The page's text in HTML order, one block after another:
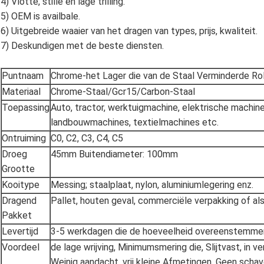
5) OEM is availbale.
6) Uitgebreide waaier van het dragen van types, prijs, kwaliteit.
7) Deskundigen met de beste diensten.
Puntnaam
Chrome-het Lager die van de Staal Verminderde
Materiaal
Chrome-Staal/Gcr15/Carbon-Staal
ToepassingAuto, tractor, werktuigmachine, elektrische
landbouwmachines, textielmachines etc.
Ontruiming C0, C2, C3, C4, C5
Droeg
Grootte
45mm Buitendiameter: 100mm
Kooitype
Messing; staalplaat, nylon, aluminiumlegering enz.
Dragend
Pakket
Pallet, houten geval, commerciële verpakking of
Levertijd
3-5 werkdagen die de hoeveelheid
Voordeel
de lage wrijving, Minimumsmering die, Slijtvast, in